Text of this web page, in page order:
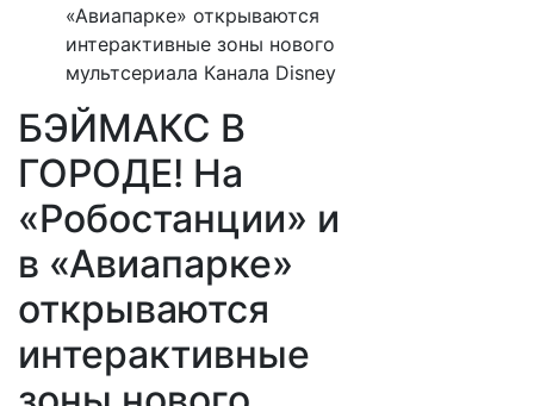
«Авиапарке» открываются
интерактивные зоны нового
мультсериала Канала Disney
БЭЙМАКС В
ГОРОДЕ! На
«Робостанции» и
в «Авиапарке»
открываются
интерактивные